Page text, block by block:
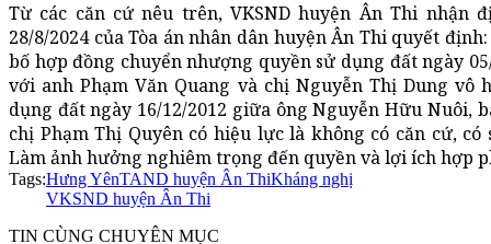
Từ các căn cứ nêu trên, VKSND huyện Ân Thi nhận
28/8/2024 của Tòa án nhân dân huyện Ân Thi quyết
bố hợp đồng chuyển nhượng quyền sử dụng đất ngày
với anh Phạm Văn Quang và chị Nguyễn Thị Dung vô
dụng đất ngày 16/12/2012 giữa ông Nguyễn Hữu Nuôi,
chị Phạm Thị Quyên có hiệu lực là không có căn cứ,
Làm ảnh hưởng nghiêm trọng đến quyền và lợi ích hợp
Tags:Hưng YênTAND huyện Ân ThiKháng nghị
VKSND huyện Ân Thi
TIN CÙNG CHUYÊN MỤC